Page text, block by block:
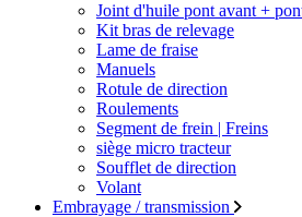
Joint d'huile pont avant +
Kit bras de relevage
Lame de fraise
Manuels
Rotule de direction
Roulements
Segment de frein | Freins
siège micro tracteur
Soufflet de direction
Volant
Embrayage / transmission